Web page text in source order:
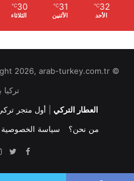
32
℃
الأحد
31
℃
الأثنين
30
℃
الثلاثاء
تركيا
العطار التركي
أول متجر
من نحن؟
سياسة الخصوصية